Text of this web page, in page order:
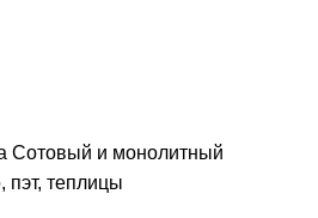
Сотовый и монолитный
пэт, теплицы